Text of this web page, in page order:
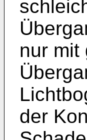
nur mit
der